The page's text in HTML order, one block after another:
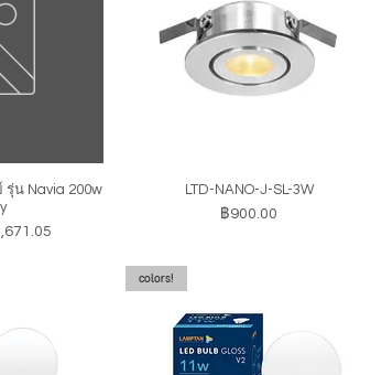
น
รุ่น Navia 200w
าขายลด
ดูข้อมูลด่วน
LTD-NANO-J-SL-3W
ราคา
฿900.00
colors!